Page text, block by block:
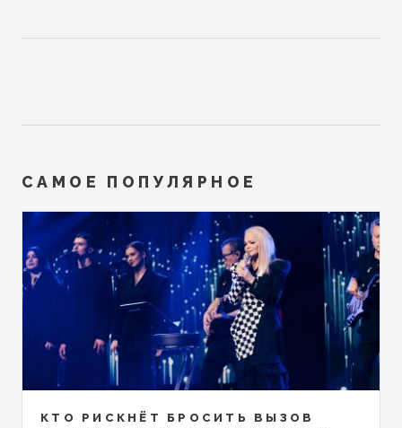
САМОЕ ПОПУЛЯРНОЕ
КТО РИСКНЁТ БРОСИТЬ ВЫЗОВ